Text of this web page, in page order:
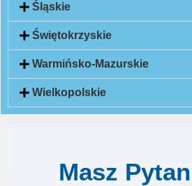
Śląskie
Świętokrzyskie
Warmińsko-Mazurskie
Wielkopolskie
Masz